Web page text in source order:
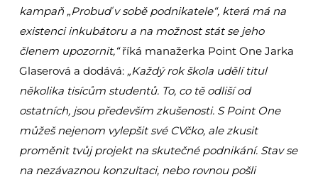
kampaň „Probuď v sobě podnikatele“, která má na
existenci inkubátoru a na možnost stát se jeho
členem upozornit,“říká manažerka Point One Jarka
Glaserová a dodává: „Každý rok škola udělí titul
několika tisícům studentů. To, co tě odliší od
ostatních, jsou především zkušenosti. S Point One
můžeš nejenom vylepšit své CVčko, ale zkusit
proměnit tvůj projekt na skutečné podnikání. Stav se
na nezávaznou konzultaci, nebo rovnou pošli